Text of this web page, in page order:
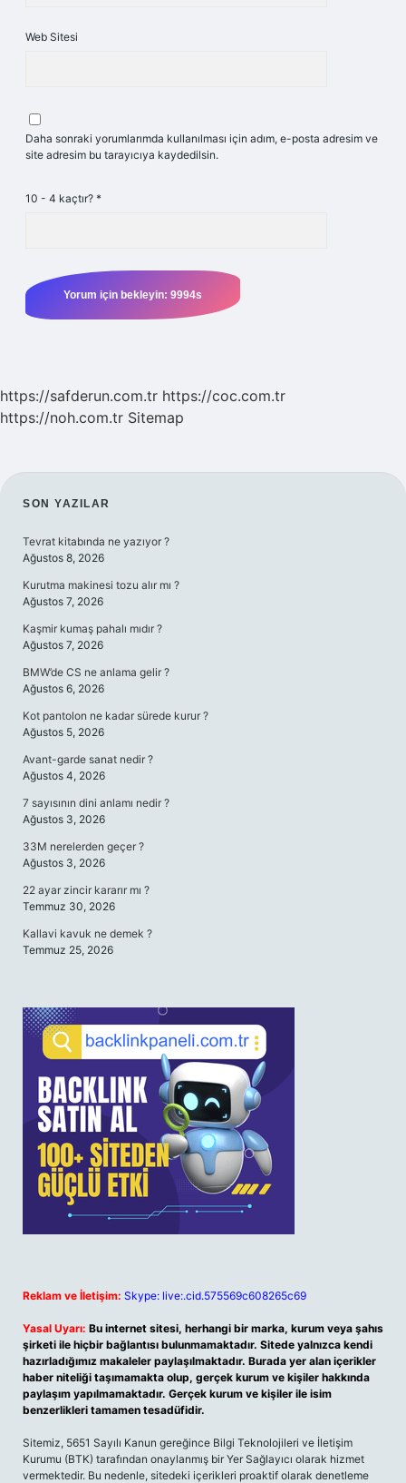
Web Sitesi
Daha sonraki yorumlarımda kullanılması için adım, e-posta adresim ve
site adresim bu tarayıcıya kaydedilsin.
10 - 4 kaçtır? *
https://safderun.com.tr https://coc.com.tr
https://noh.com.tr Sitemap
SIDEBAR
SON YAZILAR
Tevrat kitabında ne yazıyor ?
Ağustos 8, 2026
Kurutma makinesi tozu alır mı ?
Ağustos 7, 2026
Kaşmir kumaş pahalı mıdır ?
Ağustos 7, 2026
BMW’de CS ne anlama gelir ?
Ağustos 6, 2026
Kot pantolon ne kadar sürede kurur ?
Ağustos 5, 2026
Avant-garde sanat nedir ?
Ağustos 4, 2026
7 sayısının dini anlamı nedir ?
Ağustos 3, 2026
33M nerelerden geçer ?
Ağustos 3, 2026
22 ayar zincir kararır mı ?
Temmuz 30, 2026
Kallavi kavuk ne demek ?
Temmuz 25, 2026
Reklam ve İletişim: Skype: live:.cid.575569c608265c69
Yasal Uyarı: Bu internet sitesi, herhangi bir marka, kurum veya şahıs
şirketi ile hiçbir bağlantısı bulunmamaktadır. Sitede yalnızca kendi
hazırladığımız makaleler paylaşılmaktadır. Burada yer alan içerikler
haber niteliği taşımamakta olup, gerçek kurum ve kişiler hakkında
paylaşım yapılmamaktadır. Gerçek kurum ve kişiler ile isim
benzerlikleri tamamen tesadüfidir.
Sitemiz, 5651 Sayılı Kanun gereğince Bilgi Teknolojileri ve İletişim
Kurumu (BTK) tarafından onaylanmış bir Yer Sağlayıcı olarak hizmet
vermektedir. Bu nedenle, sitedeki içerikleri proaktif olarak denetleme